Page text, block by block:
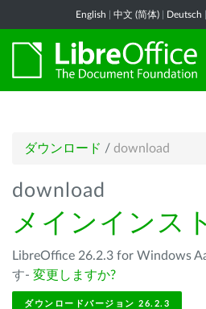
English 中文 (简体) Deutsch
ダウンロード / download
download
メインインス
LibreOffice 26.2.3 for Windows
す- 変更しますか?
ダウンロードバージョン 26.2.3